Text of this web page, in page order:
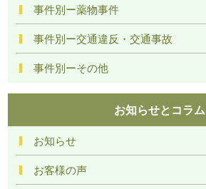
事件別ー薬物事件
事件別ー交通違反・交通事故
事件別ーその他
お知らせとコラム
お知らせ
お客様の声